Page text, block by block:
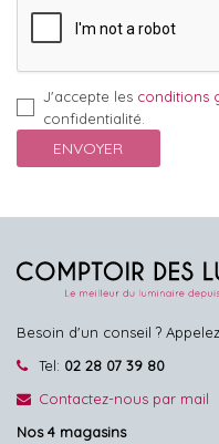
J'accepte les conditions
confidentialité.
Besoin d'un conseil ?
Tel: 02 28 07 39 80
Contactez-nous par mail
Nos 4 magasins